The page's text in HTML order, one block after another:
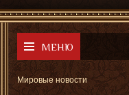
МЕНЮ
Мировые новости